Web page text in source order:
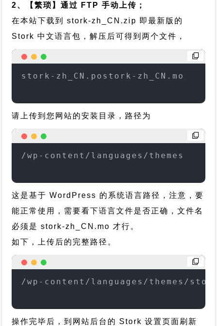
2、【繁琐】通过 FTP 手动上传；
在本站下载到stork-zh_CN.zip 即最新版的
Stork 中文语言包，解压后可得到两个文件，
stork-zh_CN.postork-zh_CN.mo
请上传到您网站的安装目录，路径为
/wp-content/languages/themes
这是基于 WordPress 的系统语言路径，注意，要
能正常使用，需要看下语言文件是否正确，文件名
必须是 stork-zh_CN.mo 才行。
如下，上传后的完整路径。
/wp-content/languages/themes/
操作完毕后，到网站后台的 Stork 设置页面刷新